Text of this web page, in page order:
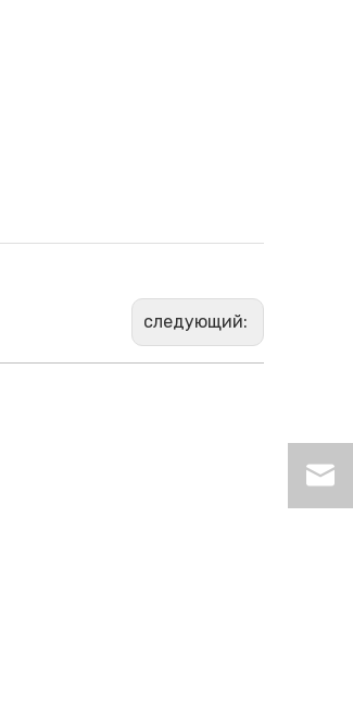
следующий: